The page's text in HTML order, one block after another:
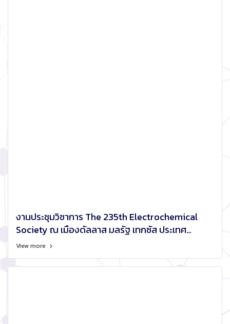
งานประชุมวิชาการ The 235th Electrochemical
Society ณ เมืองดัลลาส มลรัฐ เทกซัส ประเทศ
สหรัฐอเมริกา ระหว่างวันที่ 26 - 30 พฤษภาคม พ.ศ.
2562
View more